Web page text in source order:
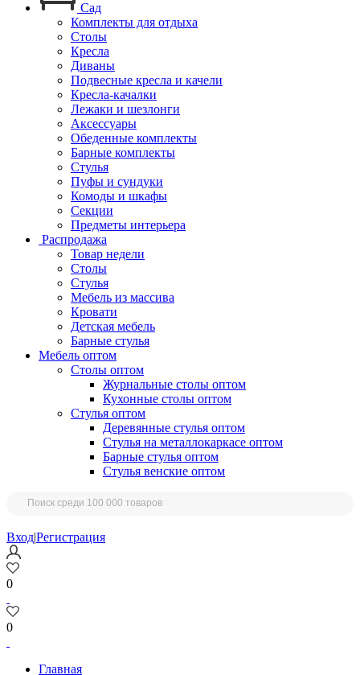
Сад
Комплекты для отдыха
Столы
Кресла
Диваны
Подвесные кресла и качели
Кресла-качалки
Лежаки и шезлонги
Аксессуары
Обеденные комплекты
Барные комплекты
Стулья
Пуфы и сундуки
Комоды и шкафы
Секции
Предметы интерьера
Распродажа
Товар недели
Столы
Стулья
Мебель из массива
Кровати
Детская мебель
Барные стулья
Мебель оптом
Столы оптом
Журнальные столы оптом
Кухонные столы оптом
Стулья оптом
Деревянные стулья оптом
Стулья на металлокаркасе оптом
Барные стулья оптом
Стулья венские оптом
Вход|Регистрация
0
0
Главная